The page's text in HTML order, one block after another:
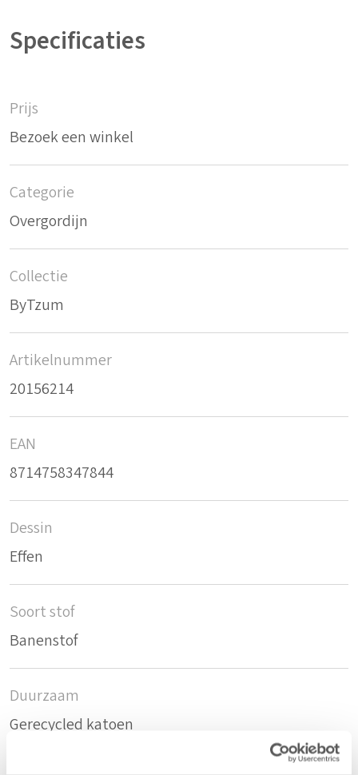
Specificaties
Prijs
Bezoek een winkel
Categorie
Overgordijn
Collectie
ByTzum
Artikelnummer
20156214
EAN
8714758347844
Dessin
Effen
Soort stof
Banenstof
Duurzaam
Gerecycled katoen